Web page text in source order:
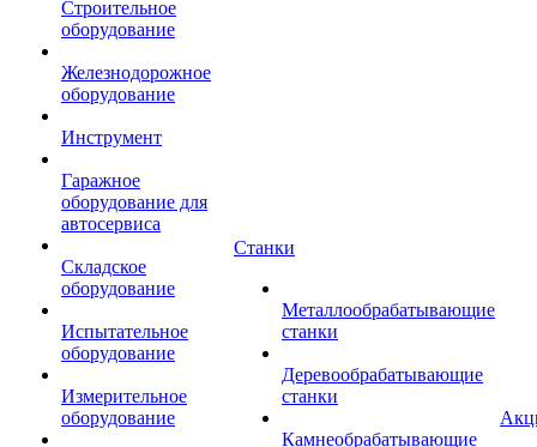
Строительное
оборудование
Железнодорожное
оборудование
Инструмент
Гаражное
оборудование для
автосервиса
Складское
оборудование
Испытательное
оборудование
Измерительное
оборудование
Станки
Металлообрабатывающие
станки
Деревообрабатывающие
станки
Камнеобрабатывающие